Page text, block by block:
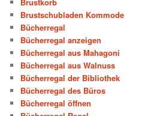
Brustschubladen Kommode
Bücherregal
Bücherregal anzeigen
Bücherregal aus Mahagoni
Bücherregal aus Walnuss
Bücherregal der Bibliothek
Bücherregal des Büros
Bücherregal öffnen